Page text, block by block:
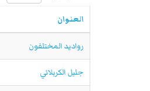
العنوان
رواديد المختلفون
جليل الكربلائي